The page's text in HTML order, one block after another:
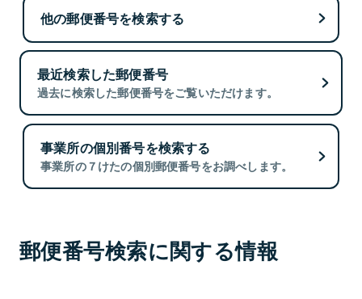
他の郵便番号を検索する
最近検索した郵便番号
過去に検索した郵便番号をご覧いただけます。
事業所の個別番号を検索する
事業所の７けたの個別郵便番号をお調べします。
郵便番号検索に関する情報